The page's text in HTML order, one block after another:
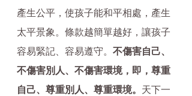
產生公平，使孩子能和平相處，產生
太平景象。條款越簡單越好，讓孩子
容易緊記、容易遵守。 不傷害自己、
不傷害別人、不傷害環境，即，尊重
自己、尊重別人、尊重環境。 天下一